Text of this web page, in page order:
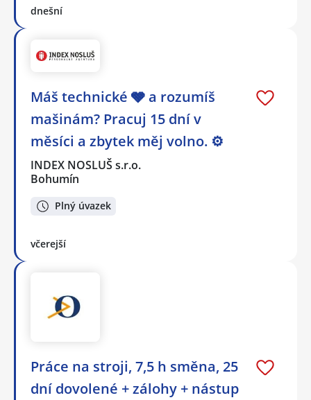
dnešní
Máš technické 🩶 a rozumíš
mašinám? Pracuj 15 dní v
měsíci a zbytek měj volno. ⚙
INDEX NOSLUŠ s.r.o.
Bohumín
Plný úvazek
včerejší
Práce na stroji, 7,5 h směna, 25
dní dovolené + zálohy + nástup